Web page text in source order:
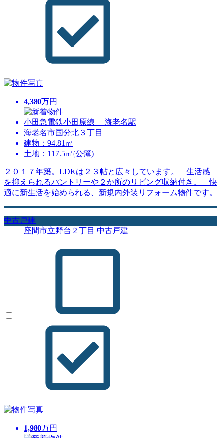
4,380万円
小田急電鉄小田原線 海老名駅
海老名市国分北３丁目
建物：94.81㎡
土地：117.5㎡(公簿)
２０１７年築。LDKは２３帖と広々しています。 生活感
を抑えられるパントリーや２か所のリビング収納付き。 快
適に新生活を始められる、新規内外装リフォーム物件です。
中古戸建
座間市立野台２丁目 中古戸建
1,980万円